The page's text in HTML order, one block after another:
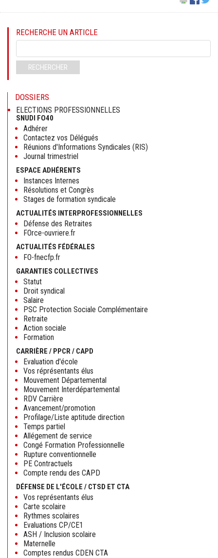
RECHERCHE UN ARTICLE
clés
RECHERCHER
DOSSIERS
ELECTIONS PROFESSIONNELLES
SNUDI FO40
Adhérer
Contactez vos Délégués
Réunions d'Informations Syndicales (RIS)
Journal trimestriel
ESPACE ADHÉRENTS
Instances Internes
Résolutions et Congrès
Stages de formation syndicale
ACTUALITÉS INTERPROFESSIONNELLES
Défense des Retraites
FOrce-ouvriere.fr
ACTUALITÉS FÉDÉRALES
FO-fnecfp.fr
GARANTIES COLLECTIVES
Statut
Droit syndical
Salaire
PSC Protection Sociale Complémentaire
Retraite
Action sociale
Formation
CARRIÈRE / PPCR / CAPD
Evaluation d'école
Vos réprésentants élus
Mouvement Départemental
Mouvement Interdépartemental
RDV Carrière
Avancement/promotion
Profilage/Liste aptitude direction
Temps partiel
Allégement de service
Congé Formation Professionnelle
Rupture conventionnelle
PE Contractuels
Compte rendu des CAPD
DÉFENSE DE L'ÉCOLE / CTSD ET CTA
Vos représentants élus
Carte scolaire
Rythmes scolaires
Evaluations CP/CE1
ASH / Inclusion scolaire
Maternelle
Comptes rendus CDEN CTA